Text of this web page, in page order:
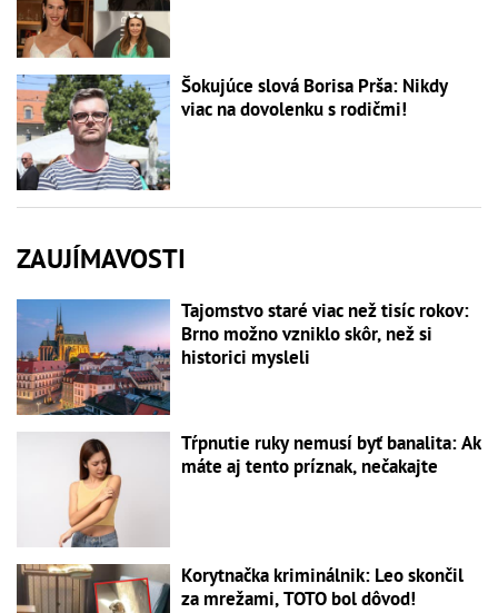
Šokujúce slová Borisa Prša: Nikdy
viac na dovolenku s rodičmi!
ZAUJÍMAVOSTI
Tajomstvo staré viac než tisíc rokov:
Brno možno vzniklo skôr, než si
historici mysleli
Tŕpnutie ruky nemusí byť banalita: Ak
máte aj tento príznak, nečakajte
Korytnačka kriminálnik: Leo skončil
za mrežami, TOTO bol dôvod!